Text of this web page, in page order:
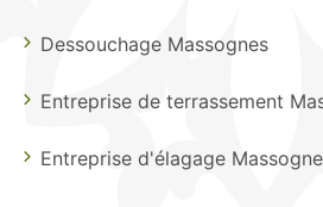
Dessouchage Massognes
Entreprise de terrassement
Entreprise d'élagage